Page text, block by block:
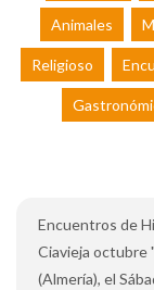
Animales
Religioso
Encuentros de
Ciavieja octubre
(Almería), el